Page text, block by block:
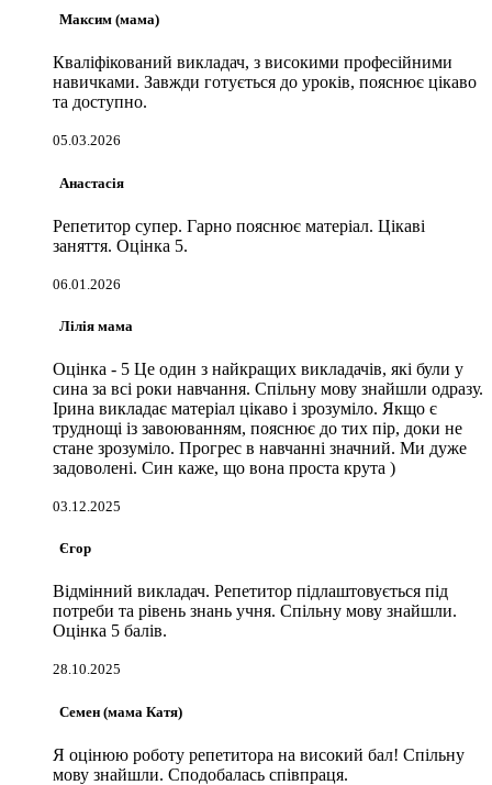
Максим (мама)
Кваліфікований викладач, з високими професійними
навичками. Завжди готується до уроків, пояснює цікаво
та доступно.
05.03.2026
Анастасія
Репетитор супер. Гарно пояснює матеріал. Цікаві
заняття. Оцінка 5.
06.01.2026
Лілія мама
Оцінка - 5 Це один з найкращих викладачів, які були у
сина за всі роки навчання. Спільну мову знайшли одразу.
Ірина викладає матеріал цікаво і зрозуміло. Якщо є
труднощі із завоюванням, пояснює до тих пір, доки не
стане зрозуміло. Прогрес в навчанні значний. Ми дуже
задоволені. Син каже, що вона проста крута )
03.12.2025
Єгор
Відмінний викладач. Репетитор підлаштовується під
потреби та рівень знань учня. Спільну мову знайшли.
Оцінка 5 балів.
28.10.2025
Семен (мама Катя)
Я оцінюю роботу репетитора на високий бал! Спільну
мову знайшли. Сподобалась співпраця.